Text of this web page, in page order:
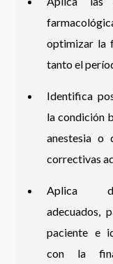
optimizar la
tanto el
Identifica
la condición
anestesia o
correctivas
Aplica
adecuados,
paciente e
con la